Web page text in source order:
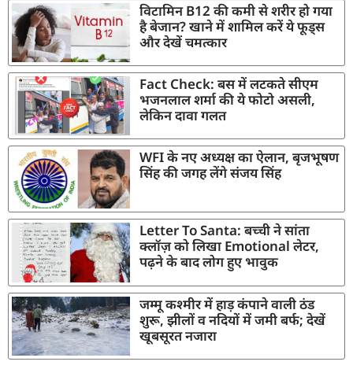
विटामिन B12 की कमी से शरीर हो गया
है बेजान? खाने में शामिल करें ये फूड्स
और देखें चमत्कार
Fact Check: बस में लटकते सीएम
भजनलाल शर्मा की ये फोटो असली,
लेकिन दावा गलत
WFI के नए अध्यक्ष का ऐलान, बृजभूषण
सिंह की जगह लेंगे संजय सिंह
Letter To Santa: बच्ची ने सांता
क्लॉज़ को लिखा Emotional लेटर,
पढ़ने के बाद लोग हुए भावुक
जम्मू कश्मीर में हाड़ कंपाने वाली ठंड
शुरू, झीलों व नदियों में जमी बर्फ; देखें
खूबसूरत नजारा